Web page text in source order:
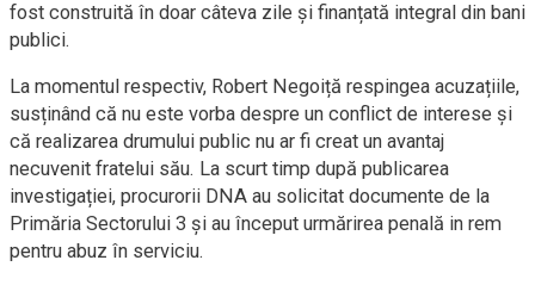
fost construită în doar câteva zile și finanțată integral din bani
publici.
La momentul respectiv, Robert Negoiță respingea acuzațiile,
susținând că nu este vorba despre un conflict de interese și
că realizarea drumului public nu ar fi creat un avantaj
necuvenit fratelui său. La scurt timp după publicarea
investigației, procurorii DNA au solicitat documente de la
Primăria Sectorului 3 și au început urmărirea penală in rem
pentru abuz în serviciu.